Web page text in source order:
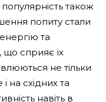
також
попиту стали
та
що сприяє їх
не тільки
на східних та
навіть в